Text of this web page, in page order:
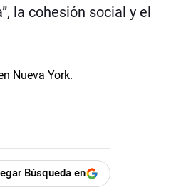
la cohesión social y el
Búsqueda en